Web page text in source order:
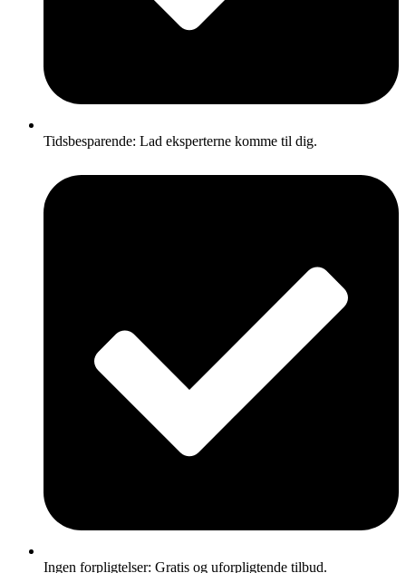
Tidsbesparende: Lad eksperterne komme til dig.
Ingen forpligtelser: Gratis og uforpligtende tilbud.